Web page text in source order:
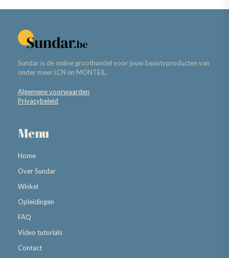
Sundar is de online groothandel voor jouw beautyproducten van
onder meer LCN en MONTEIL.
Algemene voorwaarden
Privacybeleid
Menu
Home
Over Sundar
Winkel
Opleidingen
FAQ
Video tutorials
Contact